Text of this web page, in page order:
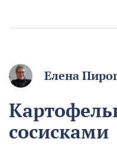
Елена
сосисками